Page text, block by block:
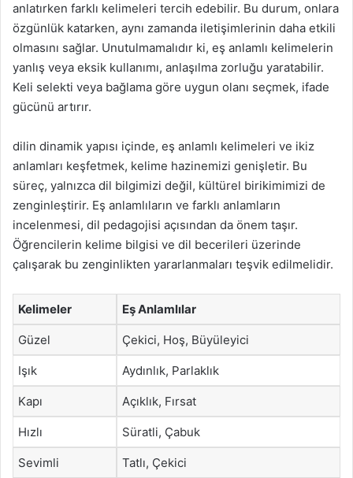
anlatırken farklı kelimeleri tercih edebilir. Bu durum, onlara
özgünlük katarken, aynı zamanda iletişimlerinin daha etkili
olmasını sağlar. Unutulmamalıdır ki, eş anlamlı kelimelerin
yanlış veya eksik kullanımı, anlaşılma zorluğu yaratabilir.
Keli selekti veya bağlama göre uygun olanı seçmek, ifade
gücünü artırır.
dilin dinamik yapısı içinde, eş anlamlı kelimeleri ve ikiz
anlamları keşfetmek, kelime hazinemizi genişletir. Bu
süreç, yalnızca dil bilgimizi değil, kültürel birikimimizi de
zenginleştirir. Eş anlamlıların ve farklı anlamların
incelenmesi, dil pedagojisi açısından da önem taşır.
Öğrencilerin kelime bilgisi ve dil becerileri üzerinde
çalışarak bu zenginlikten yararlanmaları teşvik edilmelidir.
Kelimeler Eş Anlamlılar
Güzel Çekici, Hoş, Büyüleyici
Işık Aydınlık, Parlaklık
Kapı Açıklık, Fırsat
Hızlı Süratli, Çabuk
Sevimli Tatlı, Çekici